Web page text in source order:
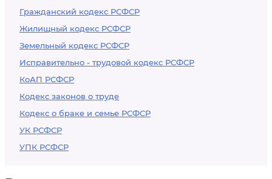
Гражданский кодекс РСФСР
Жилищный кодекс РСФСР
Земельный кодекс РСФСР
Исправительно - трудовой кодекс РСФСР
КоАП РСФСР
Кодекс законов о труде
Кодекс о браке и семье РСФСР
УК РСФСР
УПК РСФСР